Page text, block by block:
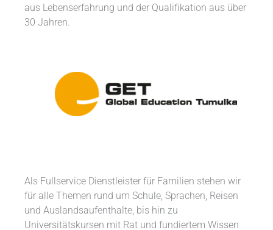
aus Lebenserfahrung und der Qualifikation aus über
30 Jahren.
Als Fullservice Dienstleister für Familien stehen wir
für alle Themen rund um Schule, Sprachen, Reisen
und Auslandsaufenthalte, bis hin zu
Universitätskursen mit Rat und fundiertem Wissen